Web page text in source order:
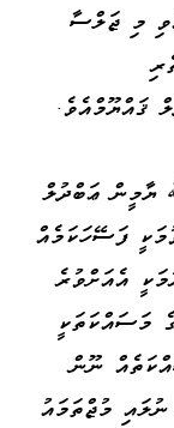
މި ޖަލްސާ
ޤައްޔޫމްއެވެ.
ޔާމީން ޢަބްދުލް
ފަސޭހަކަމެއް
އެއަށްވުރެ
މަސައްކަތަކީ
ނޫން
މުޖްތަމައު